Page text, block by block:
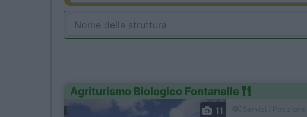
Agriturismo Biologico Fontanelle
11